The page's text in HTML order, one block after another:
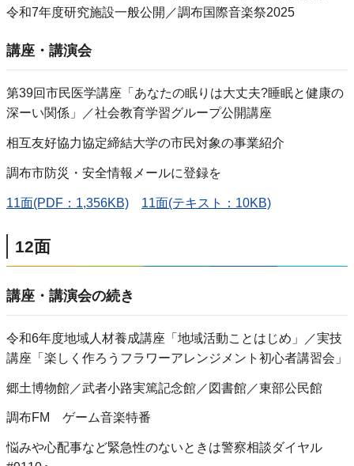
令和7年度研究施設⼀般公開／調布国際音楽祭2025
講座・講演会
第39回市民医学講座「あなたの眠りは大丈夫?睡眠と健康の
深ーい関係」／社会教育学習グループ公開講座
相互友好協力協定締結大学の市民対象の事業紹介
調布市防災・安全情報メールに登録を
11面(PDF：1,356KB) 11面(テキスト：10KB)
12面
講座・講演会の続き
令和6年度地域人材養成講座「地域活動ことはじめ」／実技
講座「楽しく作ろうフラワーアレンジメント初心者講習会」
郷土博物館／武者小路実篤記念館／図書館／東部公民館
調布FM ゲーム音楽特番
悩みや心配事など緊急性のないときは警察相談ダイヤル